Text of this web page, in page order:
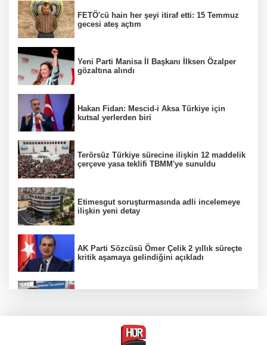
FETÖ'cü hain her şeyi itiraf etti: 15 Temmuz
gecesi ateş açtım
Yeni Parti Manisa İl Başkanı İlksen Özalper
gözaltına alındı
Hakan Fidan: Mescid-i Aksa Türkiye için
kutsal yerlerden biri
Terörsüz Türkiye sürecine ilişkin 12 maddelik
çerçeve yasa teklifi TBMM'ye sunuldu
Etimesgut soruşturmasında adli incelemeye
ilişkin yeni detay
AK Parti Sözcüsü Ömer Çelik 2 yıllık süreçte
kritik aşamaya gelindiğini açıkladı
12 Ağustos'ta yerçekimi 7 saniyelik